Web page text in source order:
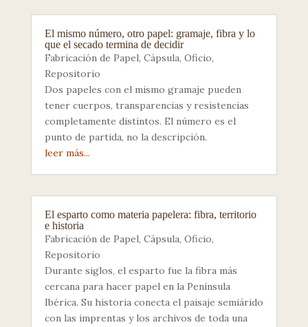
El mismo número, otro papel: gramaje, fibra y lo
que el secado termina de decidir
Fabricación de Papel, Cápsula, Oficio,
Repositorio
Dos papeles con el mismo gramaje pueden
tener cuerpos, transparencias y resistencias
completamente distintos. El número es el
punto de partida, no la descripción.
leer más...
El esparto como materia papelera: fibra, territorio
e historia
Fabricación de Papel, Cápsula, Oficio,
Repositorio
Durante siglos, el esparto fue la fibra más
cercana para hacer papel en la Península
Ibérica. Su historia conecta el paisaje semiárido
con las imprentas y los archivos de toda una